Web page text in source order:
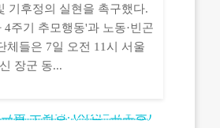
기후정의 실현을 촉구했다.
주기 추모행동'과 노동·빈곤
체들은 7일 오전 11시 서울
장군 동...